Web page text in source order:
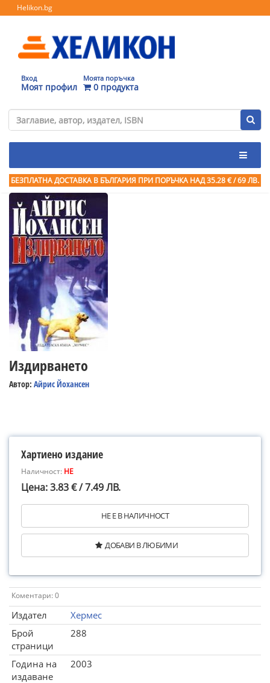
Helikon.bg
Вход
Моят профил
Моята поръчка
0 продукта
БЕЗПЛАТНА ДОСТАВКА В БЪЛГАРИЯ ПРИ ПОРЪЧКА НАД 35.28 € / 69 ЛВ.
Издирването
Автор: Айрис Йохансен
Хартиено издание
Наличност: НЕ
Цена: 3.83 € / 7.49 ЛВ.
НЕ Е В НАЛИЧНОСТ
ДОБАВИ В ЛЮБИМИ
Коментари: 0
Издател
Хермес
Брой
страници
288
Година на
издаване
2003